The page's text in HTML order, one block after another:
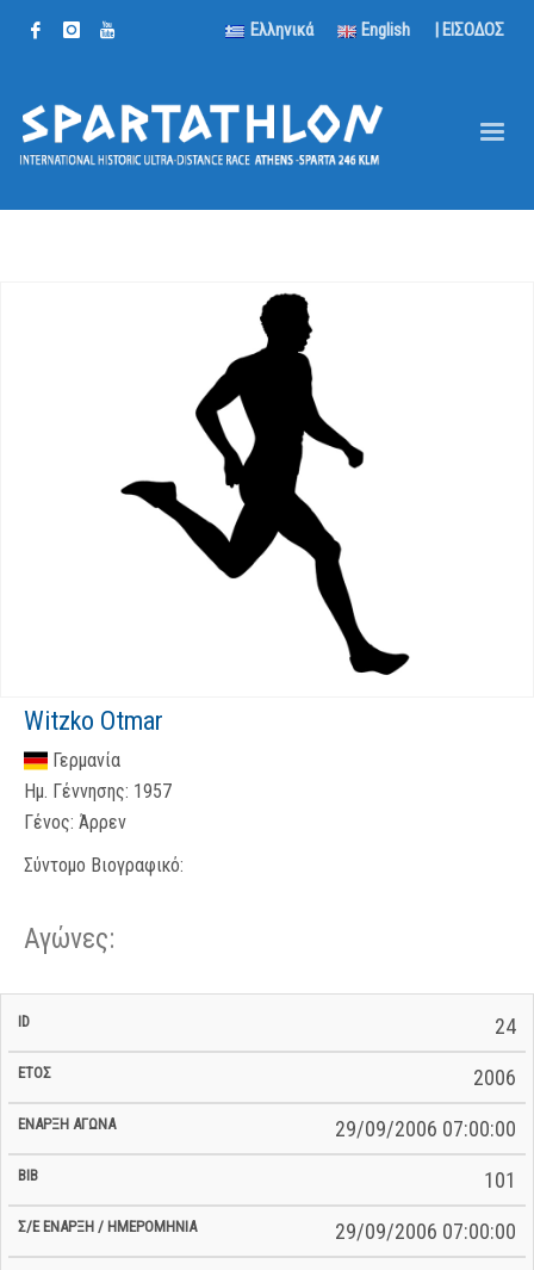
Ελληνικά English | ΕΙΣΟΔΟΣ
Witzko Otmar
Γερμανία
Ημ. Γέννησης: 1957
Γένος: Άρρεν
Σύντομο Βιογραφικό:
Αγώνες:
Αγώνα
Ημερομηνία
24
2006
29/09/2006 07:00:00
101
29/09/2006 07:00:00